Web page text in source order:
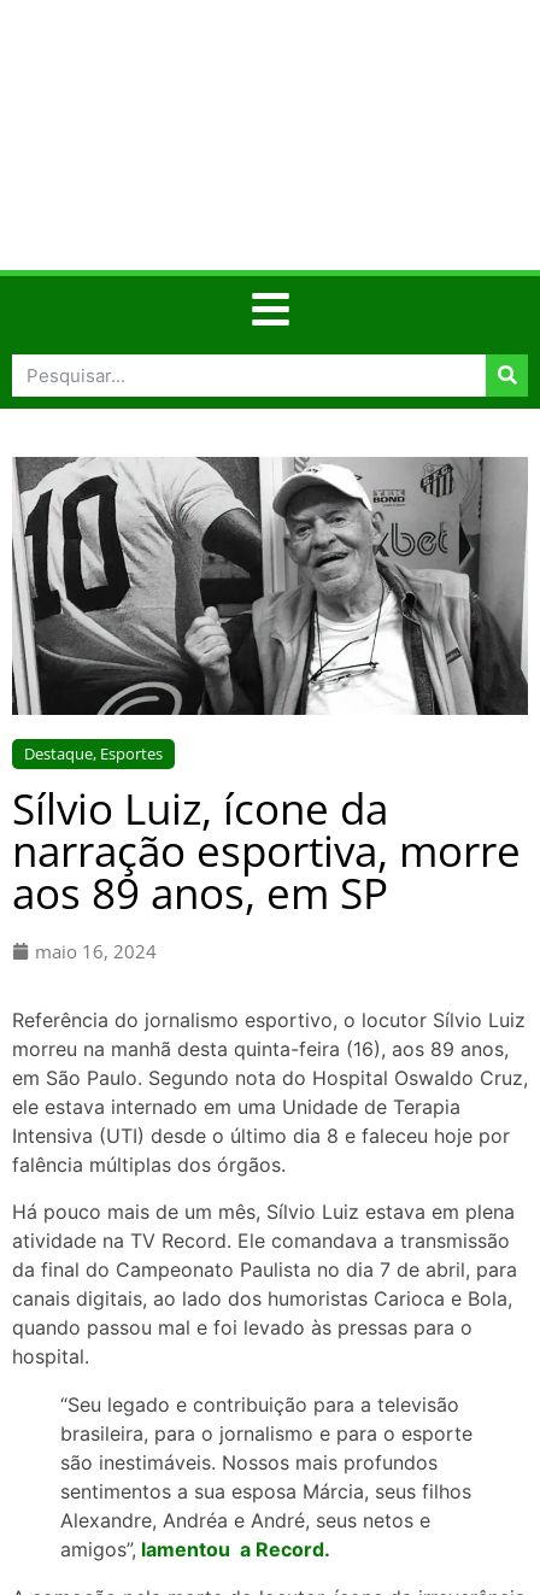
Destaque, Esportes
Sílvio Luiz, ícone da
narração esportiva, morre
aos 89 anos, em SP
maio 16, 2024
Referência do jornalismo esportivo, o locutor Sílvio Luiz
morreu na manhã desta quinta-feira (16), aos 89 anos,
em São Paulo. Segundo nota do Hospital Oswaldo Cruz,
ele estava internado em uma Unidade de Terapia
Intensiva (UTI) desde o último dia 8 e faleceu hoje por
falência múltiplas dos órgãos.
Há pouco mais de um mês, Sílvio Luiz estava em plena
atividade na TV Record. Ele comandava a transmissão
da final do Campeonato Paulista no dia 7 de abril, para
canais digitais, ao lado dos humoristas Carioca e Bola,
quando passou mal e foi levado às pressas para o
hospital.
“Seu legado e contribuição para a televisão
brasileira, para o jornalismo e para o esporte
são inestimáveis. Nossos mais profundos
sentimentos a sua esposa Márcia, seus filhos
Alexandre, Andréa e André, seus netos e
amigos”, lamentou a Record.